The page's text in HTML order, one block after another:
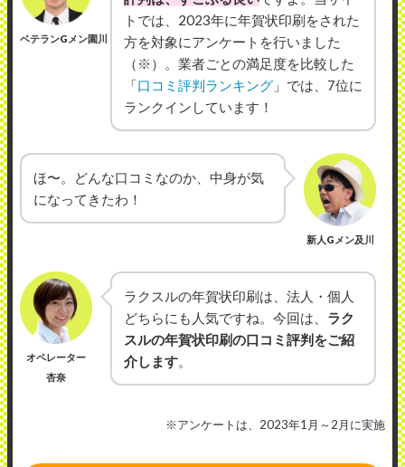
ベテランGメン園川
トでは、2023年に年賀状印刷をされた
方を対象にアンケートを行いました
（※）。業者ごとの満足度を比較した
「口コミ評判ランキング 」では、7位に
ランクインしています！
ほ〜。どんな口コミなのか、中身が気
になってきたわ！
新人Gメン及川
オペレーター
杏奈
ラクスルの年賀状印刷は、法人・個人
どちらにも人気ですね。今回は、 ラク
スルの年賀状印刷の口コミ評判をご紹
介します。
※アンケートは、2023年1月～2月に実施